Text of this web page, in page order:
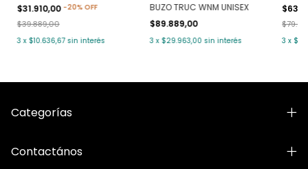
$31.910,00 -20% OFF
$39.889,00
3 x $10.636,67 sin interés
BUZO TRUC WNM UNISEX
$89.889,00
3 x $29.963,00 sin interés 3 x
Categorías
Contactános